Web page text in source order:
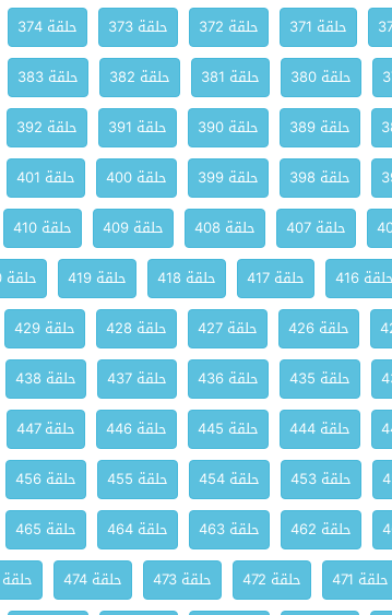
حلقة 371 حلقة 372 حلقة 373 حلقة 374
حلقة 380 حلقة 381 حلقة 382 حلقة 383
حلقة 389 حلقة 390 حلقة 391 حلقة 392
حلقة 398 حلقة 399 حلقة 400 حلقة 401
حلقة 407 حلقة 408 حلقة 409 حلقة 410
حلقة 416 حلقة 417 حلقة 418 حلقة 419 حلقة 420
حلقة 426 حلقة 427 حلقة 428 حلقة 429
حلقة 435 حلقة 436 حلقة 437 حلقة 438
حلقة 444 حلقة 445 حلقة 446 حلقة 447
حلقة 453 حلقة 454 حلقة 455 حلقة 456
حلقة 462 حلقة 463 حلقة 464 حلقة 465
حلقة 471 حلقة 472 حلقة 473 حلقة 474 حلقة 475